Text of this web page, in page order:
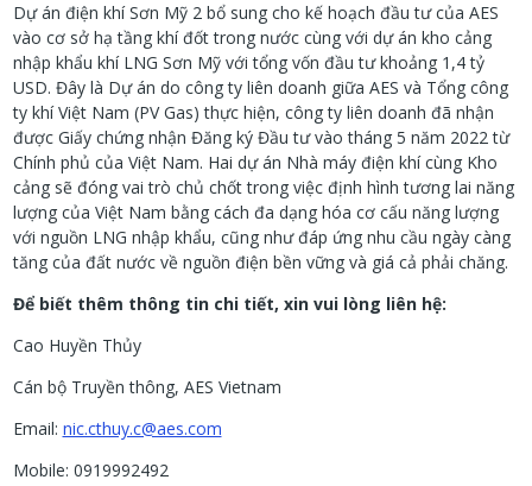
Dự án điện khí Sơn Mỹ 2 bổ sung cho kế hoạch đầu tư của AES
vào cơ sở hạ tầng khí đốt trong nước cùng với dự án kho cảng
nhập khẩu khí LNG Sơn Mỹ với tổng vốn đầu tư khoảng 1,4 tỷ
USD. Đây là Dự án do công ty liên doanh giữa AES và Tổng công
ty khí Việt Nam (PV Gas) thực hiện, công ty liên doanh đã nhận
được Giấy chứng nhận Đăng ký Đầu tư vào tháng 5 năm 2022 từ
Chính phủ của Việt Nam. Hai dự án Nhà máy điện khí cùng Kho
cảng sẽ đóng vai trò chủ chốt trong việc định hình tương lai năng
lượng của Việt Nam bằng cách đa dạng hóa cơ cấu năng lượng
với nguồn LNG nhập khẩu, cũng như đáp ứng nhu cầu ngày càng
tăng của đất nước về nguồn điện bền vững và giá cả phải chăng.
Để biết thêm thông tin chi tiết, xin vui lòng liên hệ:
Cao Huyền Thủy
Cán bộ Truyền thông, AES Vietnam
Email: nic.cthuy.c@aes.com
Mobile: 0919992492